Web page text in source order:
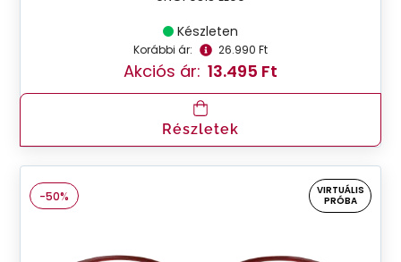
Készleten
Korábbi ár: 26.990 Ft
Akciós ár: 13.495 Ft
Részletek
-50%
VIRTUÁLIS
PRÓBA